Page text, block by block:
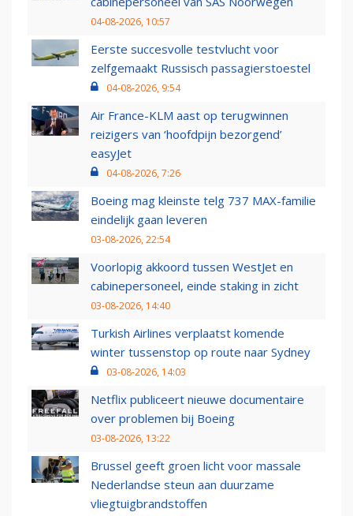
04-08-2026, 10:57
Eerste succesvolle testvlucht voor
zelfgemaakt Russisch passagierstoestel
04-08-2026, 9:54
Air France-KLM aast op terugwinnen
reizigers van ‘hoofdpijn bezorgend’
easyJet
04-08-2026, 7:26
Boeing mag kleinste telg 737 MAX-familie
eindelijk gaan leveren
03-08-2026, 22:54
Voorlopig akkoord tussen WestJet en
cabinepersoneel, einde staking in zicht
03-08-2026, 14:40
Turkish Airlines verplaatst komende
winter tussenstop op route naar Sydney
03-08-2026, 14:03
Netflix publiceert nieuwe documentaire
over problemen bij Boeing
03-08-2026, 13:22
Brussel geeft groen licht voor massale
Nederlandse steun aan duurzame
vliegtuigbrandstoffen